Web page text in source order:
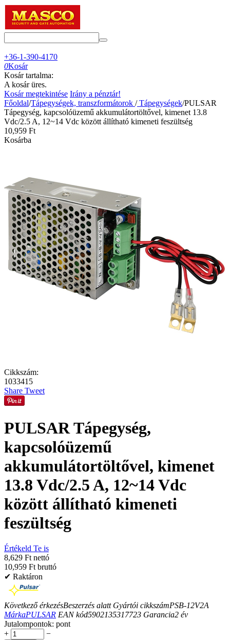
+36-1-390-4170
0Kosár
Kosár tartalma:
A kosár üres.
Kosár megtekintése Irány a pénztár!
Főoldal/Tápegységek, transzformátorok /Tápegységek/PULSAR
Tápegység, kapcsolóüzemű akkumulátortöltővel, kimenet 13.8
Vdc/2.5 A, 12~14 Vdc között állítható kimeneti feszültség
10,959 Ft
Kosárba
Cikkszám:
1033415
Share Tweet
PULSAR Tápegység,
kapcsolóüzemű
akkumulátortöltővel, kimenet
13.8 Vdc/2.5 A, 12~14 Vdc
között állítható kimeneti
feszültség
Értékeld Te is
8,629 Ft nettó
10,959 Ft bruttó
✔ Raktáron
Következő érkezésBeszerzés alatt Gyártói cikkszámPSB-12V2A
MárkaPULSAR EAN kód5902135317723 Garancia2 év
Jutalompontok: pont
+
−